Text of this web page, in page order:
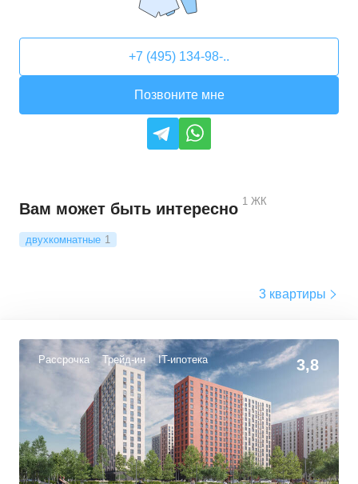
+7 (495) 134-98-..
Позвоните мне
Вам может быть интересно 1 ЖК
двухкомнатные 1
3 квартиры
Рассрочка Трейд-ин IT-ипотека 3,8